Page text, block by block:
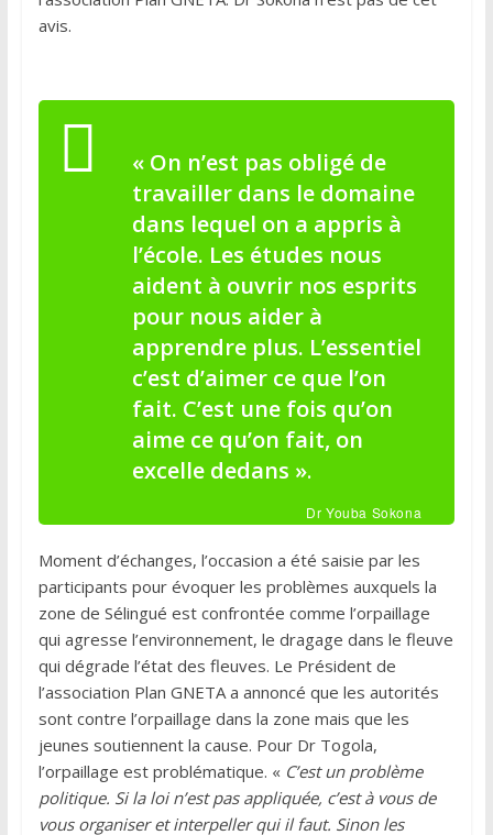
avis.
« On n’est pas obligé de
travailler dans le domaine
dans lequel on a appris à
l’école. Les études nous
aident à ouvrir nos esprits
pour nous aider à
apprendre plus. L’essentiel
c’est d’aimer ce que l’on
fait. C’est une fois qu’on
aime ce qu’on fait, on
excelle dedans ».
Dr Youba Sokona
Moment d’échanges, l’occasion a été saisie par les
participants pour évoquer les problèmes auxquels la
zone de Sélingué est confrontée comme l’orpaillage
qui agresse l’environnement, le dragage dans le fleuve
qui dégrade l’état des fleuves. Le Président de
l’association Plan GNETA a annoncé que les autorités
sont contre l’orpaillage dans la zone mais que les
jeunes soutiennent la cause. Pour Dr Togola,
l’orpaillage est problématique. « C’est un problème
politique. Si la loi n’est pas appliquée, c’est à vous de
vous organiser et interpeller qui il faut. Sinon les